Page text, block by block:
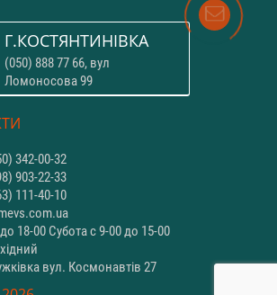
Г.КОСТЯНТИНІВКА
(050) 888 77 66, вул
Ломоносова 99
342-00-32
903-22-33
111-40-10
18-00 Субота с 9-00 до 15-00
вул. Космонавтів 27